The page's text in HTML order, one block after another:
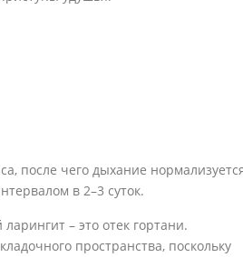
после чего дыхание
в 2–3 суток.
– это отек гортани.
пространства, поскольку